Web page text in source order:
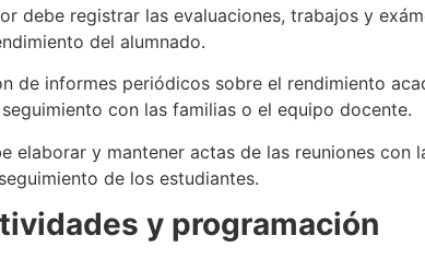
debe registrar las evaluaciones, trabajos y
del alumnado.
de informes periódicos sobre el rendimiento
con las familias o el equipo docente.
elaborar y mantener actas de las reuniones
de los estudiantes.
y programación